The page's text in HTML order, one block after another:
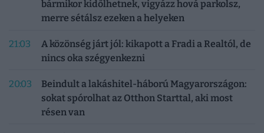
bármikor kidőlhetnek, vigyázz hová parkolsz,
merre sétálsz ezeken a helyeken
21:03
A közönség járt jól: kikapott a Fradi a Realtól, de
nincs oka szégyenkezni
20:03
Beindult a lakáshitel-háború Magyarországon:
sokat spórolhat az Otthon Starttal, aki most
résen van